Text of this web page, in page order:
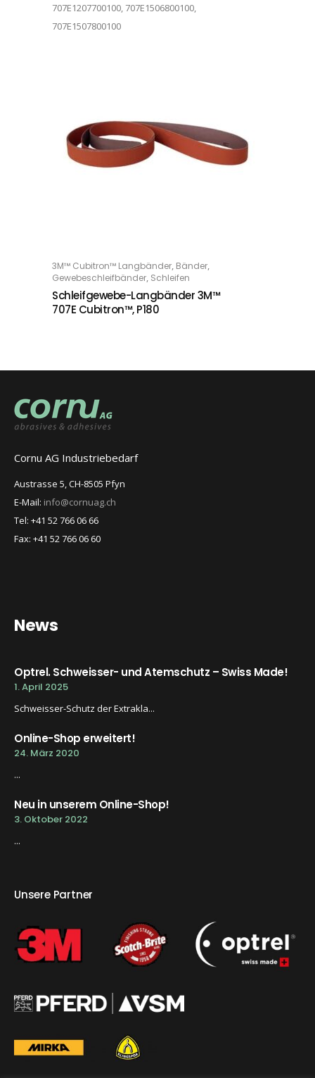
707E1207700100, 707E1506800100,
707E1507800100
WEITERLESEN
3M™ Cubitron™ Langbänder, Bänder,
Gewebeschleifbänder, Schleifen
Schleifgewebe-Langbänder 3M™
707E Cubitron™, P180
Cornu AG Industriebedarf
Austrasse 5, CH-8505 Pfyn
E-Mail: info@cornuag.ch
Tel: +41 52 766 06 66
Fax: +41 52 766 06 60
News
Optrel. Schweisser- und Atemschutz – Swiss Made!
1. April 2025
Schweisser-Schutz der Extrakla...
Online-Shop erweitert!
24. März 2020
...
Neu in unserem Online-Shop!
3. Oktober 2022
...
Unsere Partner